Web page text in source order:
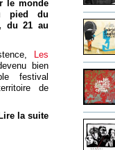
le monde
pied du
du 21 au
Les
bien
festival
de
Lire la suite